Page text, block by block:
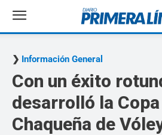
Información General
Con un éxito
desarrolló la
Chaqueña de